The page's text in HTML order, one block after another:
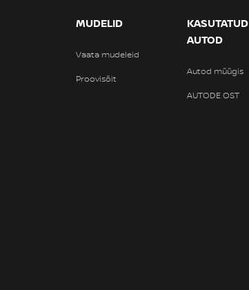
MUDELID
Vaata mudeleid
Proovisõit
KASUTATUD
AUTOD
Autod müügis
AUTODE OST